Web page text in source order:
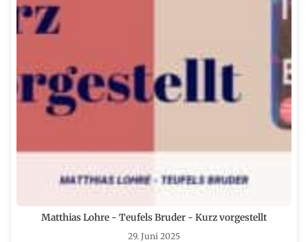
Matthias Lohre - Teufels Bruder - Kurz vorgestellt
29. Juni 2025